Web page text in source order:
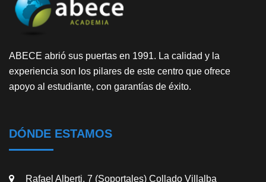
ABECE abrió sus puertas en 1991. La calidad y la
experiencia son los pilares de este centro que ofrece
apoyo al estudiante, con garantías de éxito.
DÓNDE ESTAMOS
Rafael Alberti, 7 (Soportales) Collado Villalba